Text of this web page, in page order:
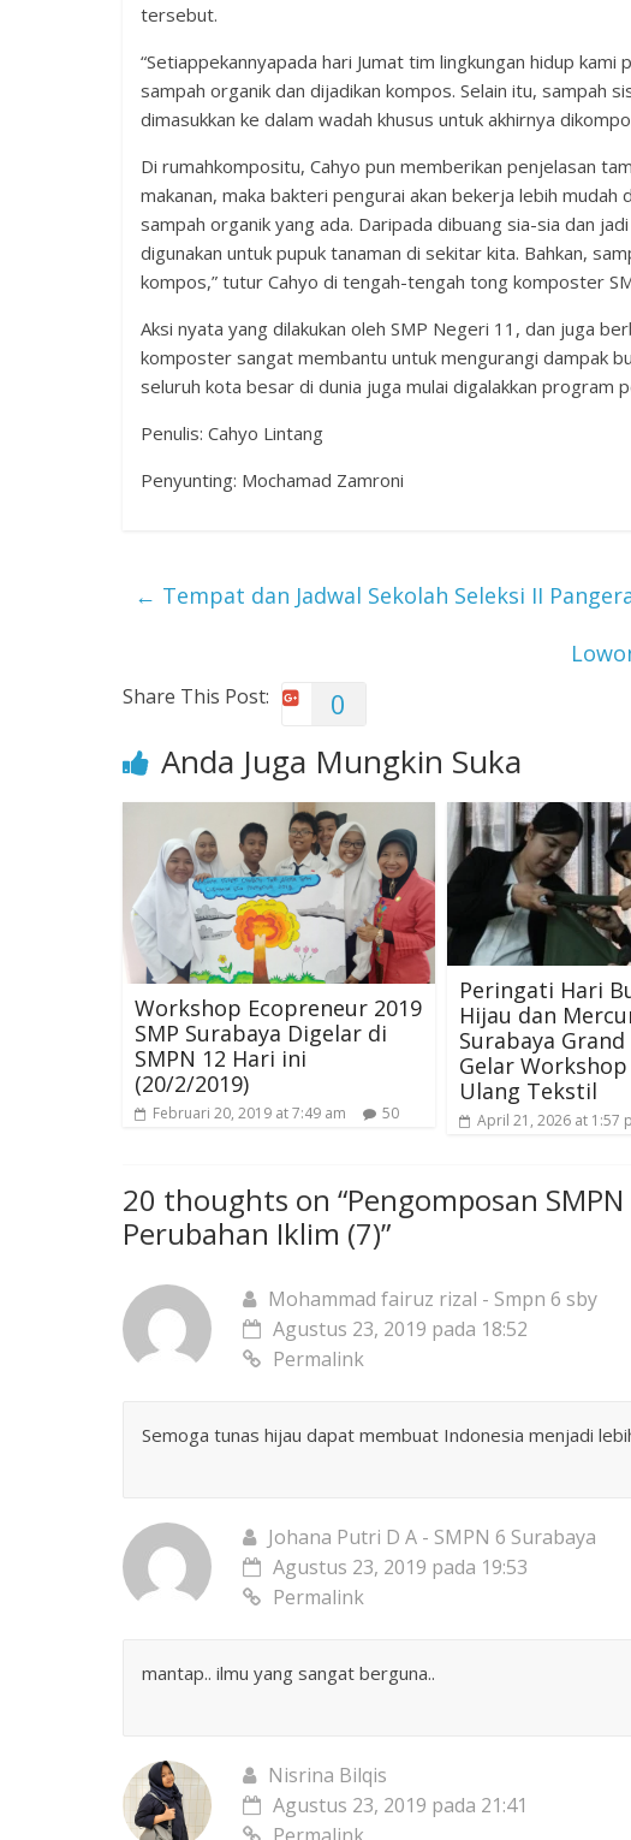
tersebut.
“Setiappekannyapada hari Jumat tim lingkungan hidup
sampah organik dan dijadikan kompos. Selain itu, sampah
dimasukkan ke dalam wadah khusus untuk akhirnya
Di rumahkompositu, Cahyo pun memberikan penjelasan
makanan, maka bakteri pengurai akan bekerja lebih
sampah organik yang ada. Daripada dibuang sia-sia dan
digunakan untuk pupuk tanaman di sekitar kita. Bahkan,
kompos,” tutur Cahyo di tengah-tengah tong komposter
Aksi nyata yang dilakukan oleh SMP Negeri 11, dan juga
komposter sangat membantu untuk mengurangi dampak
seluruh kota besar di dunia juga mulai digalakkan program
Penulis: Cahyo Lintang
Penyunting: Mochamad Zamroni
← Tempat dan Jadwal Sekolah Seleksi II
Share This Post: 0
Anda Juga Mungkin Suka
Workshop Ecopreneur 2019
SMP Surabaya Digelar di
SMPN 12 Hari ini
(20/2/2019)
Februari 20, 2019 at 7:49 am 50
Peringati Hari
Hijau dan
Surabaya
Gelar
Ulang Tekstil
April 21, 2026 at 1:57
20 thoughts on “Pengomposan
Perubahan Iklim (7)”
Mohammad fairuz rizal - Smpn 6 sby
Agustus 23, 2019 pada 18:52
Permalink
Semoga tunas hijau dapat membuat Indonesia menjadi
Johana Putri D A - SMPN 6 Surabaya
Agustus 23, 2019 pada 19:53
Permalink
mantap.. ilmu yang sangat berguna..
Nisrina Bilqis
Agustus 23, 2019 pada 21:41